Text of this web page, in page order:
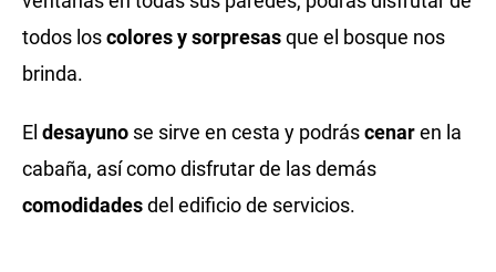
todos loscolores y sorpresasque el bosque nos
brinda.
El desayuno se sirve en cesta y podráscenaren la
cabaña, así como disfrutar de las demás
comodidadesdel edificio de servicios.